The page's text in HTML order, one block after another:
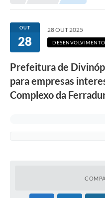
OUT
28
28 OUT 2025
Prefeitura de
para empresas
Complexo da